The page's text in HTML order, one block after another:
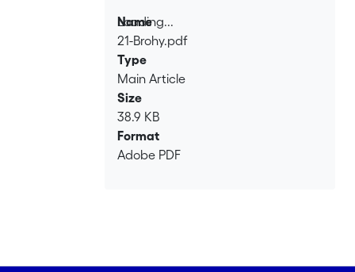
Loading...
Loading...
Name
21-Brohy.pdf
Type
Main Article
Size
38.9 KB
Format
Adobe PDF